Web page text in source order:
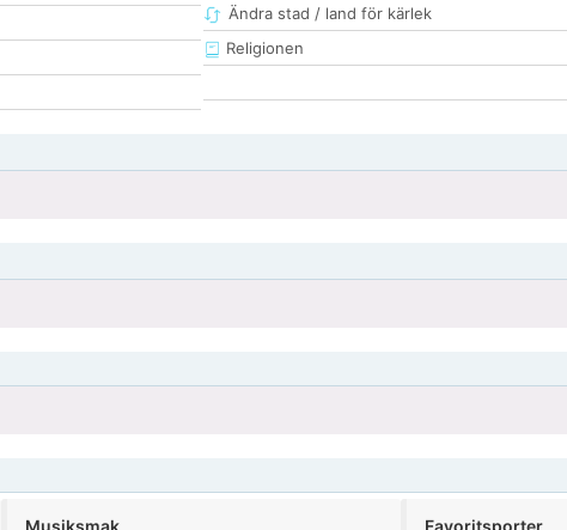
Ändra stad / land för kärlek
Religionen